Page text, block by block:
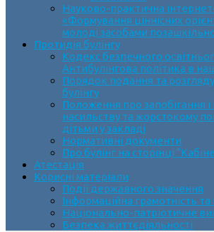
Науково-практична
«Формування ціннісних
молоді засобами
Протидія булінгу
Кодекс безпечного
Антибулінгова політика в
Порядок подання та
булінгу
Положення про запобігання
насильству та жорстокому
дітьми у закладі
Нормативні документи
Про булінг на сторінці
Атестація
Корисні матеріали
Події державного значення
Інформаційна грамотність
Національно-патріотичне
Безпека життєдіяльності